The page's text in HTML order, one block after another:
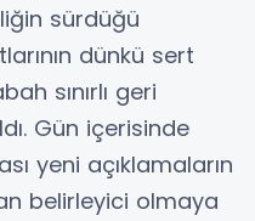
sürdüğü
dünkü sert
sınırlı geri
Gün içerisinde
yeni açıklamaların
belirleyici olmaya